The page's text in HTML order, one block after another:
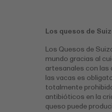
Los quesos de
Los Quesos de
mundo gracias al
artesanales con las
las vacas es
totalmente
antibióticos en la
queso puede